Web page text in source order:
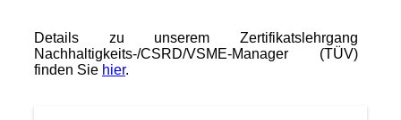
Details zu unserem Zertifikatslehrgang
Nachhaltigkeits-/CSRD/VSME-Manager (TÜV)
finden Sie hier.